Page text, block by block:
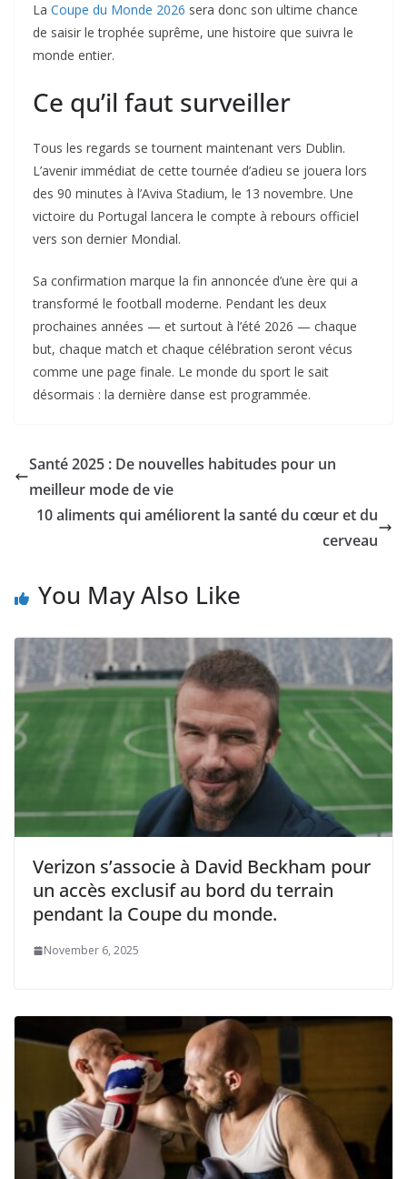
La Coupe du Monde 2026 sera donc son ultime chance
de saisir le trophée suprême, une histoire que suivra le
monde entier.
Ce qu’il faut surveiller
Tous les regards se tournent maintenant vers Dublin.
L’avenir immédiat de cette tournée d’adieu se jouera lors
des 90 minutes à l’Aviva Stadium, le 13 novembre. Une
victoire du Portugal lancera le compte à rebours officiel
vers son dernier Mondial.
Sa confirmation marque la fin annoncée d’une ère qui a
transformé le football moderne. Pendant les deux
prochaines années — et surtout à l’été 2026 — chaque
but, chaque match et chaque célébration seront vécus
comme une page finale. Le monde du sport le sait
désormais : la dernière danse est programmée.
Santé 2025 : De nouvelles habitudes pour un
meilleur mode de vie
10 aliments qui améliorent la santé du cœur et du
cerveau
You May Also Like
Verizon s’associe à David Beckham pour
un accès exclusif au bord du terrain
pendant la Coupe du monde.
November 6, 2025